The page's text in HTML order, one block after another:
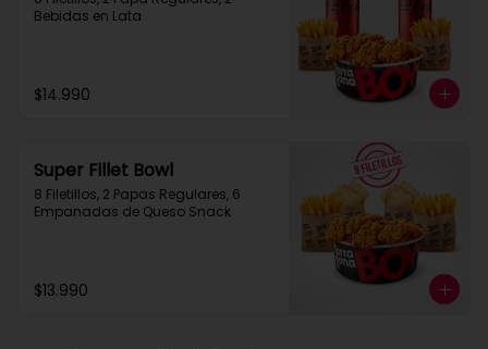
Bebidas en Lata
$14.990
Super Fillet Bowl
8 Filetillos, 2 Papas Regulares, 6
Empanadas de Queso Snack
$13.990